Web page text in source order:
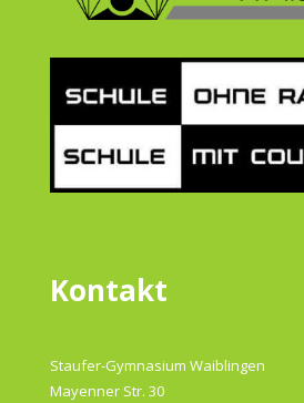
Kontakt
Staufer-Gymnasium Waiblingen
Mayenner Str. 30